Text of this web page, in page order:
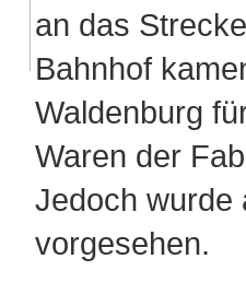
an das
Bahnhof
Waldenburg
Waren der
Jedoch wurde
vorgesehen.